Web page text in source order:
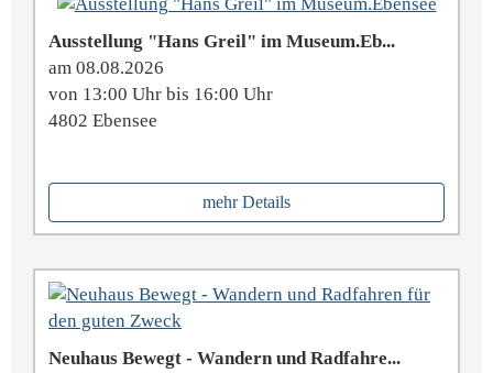
Ausstellung "Hans Greil" im Museum.Eb...
am 08.08.2026
von 13:00 Uhr bis 16:00 Uhr
4802 Ebensee
mehr Details
Neuhaus Bewegt - Wandern und Radfahre...